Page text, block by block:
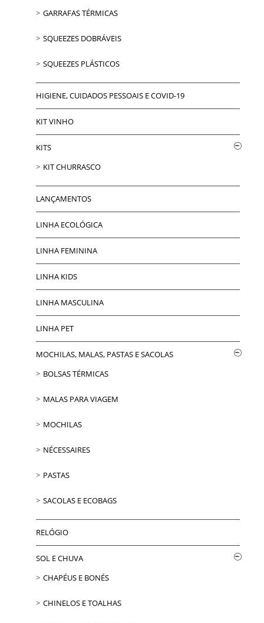
GARRAFAS TÉRMICAS
SQUEEZES DOBRÁVEIS
SQUEEZES PLÁSTICOS
HIGIENE, CUIDADOS PESSOAIS E COVID-19
KIT VINHO
KITS
KIT CHURRASCO
LANÇAMENTOS
LINHA ECOLÓGICA
LINHA FEMININA
LINHA KIDS
LINHA MASCULINA
LINHA PET
MOCHILAS, MALAS, PASTAS E SACOLAS
BOLSAS TÉRMICAS
MALAS PARA VIAGEM
MOCHILAS
NÉCESSAIRES
PASTAS
SACOLAS E ECOBAGS
RELÓGIO
SOL E CHUVA
CHAPÉUS E BONÉS
CHINELOS E TOALHAS